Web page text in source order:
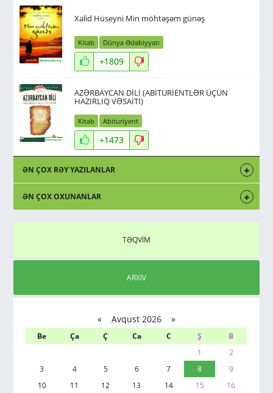
Xalid Hüseyni Min möhtəşəm günəş
Kitab Dünya Ədəbiyyatı
+1809
AZƏRBAYCAN DİLİ (ABİTURİENTLƏR ÜÇÜN
HAZIRLIQ VƏSAİTİ)
Kitab Abituriyent
+1473
ƏN ÇOX RƏY YAZILANLAR
ƏN ÇOX OXUNANLAR
TƏQVİM
ARXIV
«Avqust 2026 »
Be Ça Ç Ca C Ş
B
1
2
3
4 5 6 7 8
9
10
11 12 13 14 15
16